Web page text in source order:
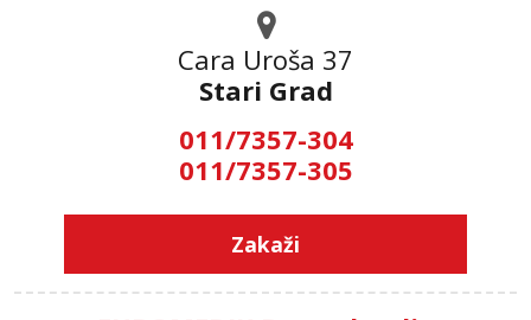
Cara Uroša 37
Stari Grad
011/7357-304
011/7357-305
Zakaži